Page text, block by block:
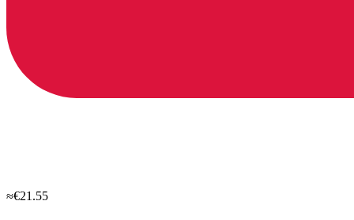
≈€21.55